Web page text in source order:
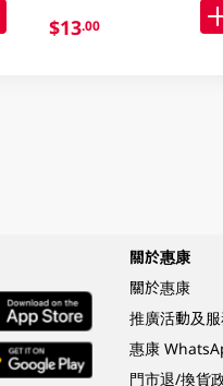
$13.00
關於惠康
關於惠康
推廣活動及
惠康
門市退/換貨